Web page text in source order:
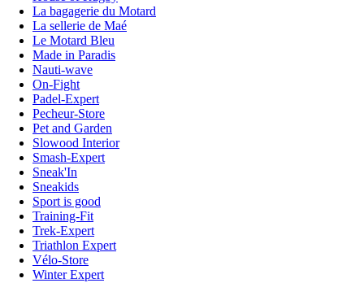
La bagagerie du Motard
La sellerie de Maé
Le Motard Bleu
Made in Paradis
Nauti-wave
On-Fight
Padel-Expert
Pecheur-Store
Pet and Garden
Slowood Interior
Smash-Expert
Sneak'In
Sneakids
Sport is good
Training-Fit
Trek-Expert
Triathlon Expert
Vélo-Store
Winter Expert